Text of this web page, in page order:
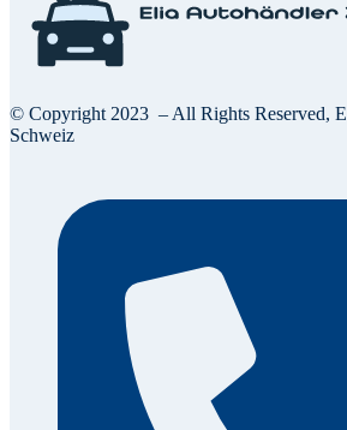
© Copyright 2023 – All Rights Reserved,
Schweiz